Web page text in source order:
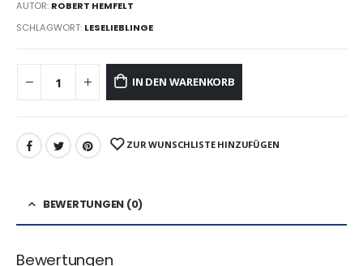
AUTOR: ROBERT HEMFELT
SCHLAGWORT: LESELIEBLINGE
IN DEN WARENKORB
ZUR WUNSCHLISTE HINZUFÜGEN
BEWERTUNGEN (0)
Bewertungen